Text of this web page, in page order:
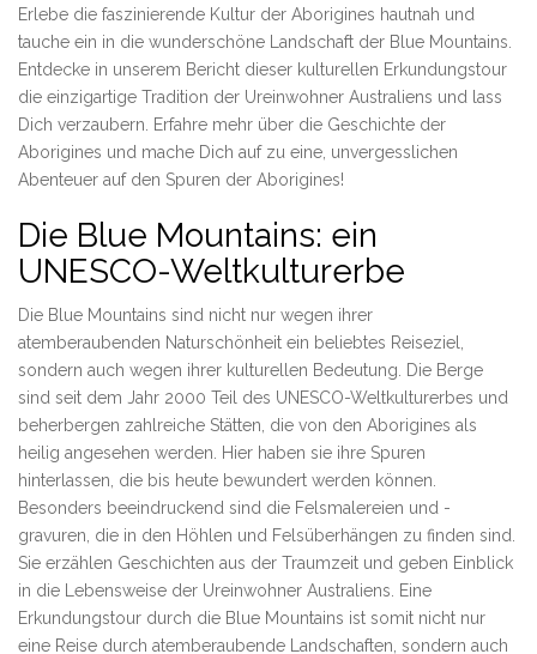
Erlebe die faszinierende Kultur der Aborigines hautnah und
tauche ein in die wunderschöne Landschaft der Blue Mountains.
Entdecke in unserem Bericht dieser kulturellen Erkundungstour
die einzigartige Tradition der Ureinwohner Australiens und lass
Dich verzaubern. Erfahre mehr über die Geschichte der
Aborigines und mache Dich auf zu eine, unvergesslichen
Abenteuer auf den Spuren der Aborigines!
Die Blue Mountains: ein
UNESCO-Weltkulturerbe
Die Blue Mountains sind nicht nur wegen ihrer
atemberaubenden Naturschönheit ein beliebtes Reiseziel,
sondern auch wegen ihrer kulturellen Bedeutung. Die Berge
sind seit dem Jahr 2000 Teil des UNESCO-Weltkulturerbes und
beherbergen zahlreiche Stätten, die von den Aborigines als
heilig angesehen werden. Hier haben sie ihre Spuren
hinterlassen, die bis heute bewundert werden können.
Besonders beeindruckend sind die Felsmalereien und -
gravuren, die in den Höhlen und Felsüberhängen zu finden sind.
Sie erzählen Geschichten aus der Traumzeit und geben Einblick
in die Lebensweise der Ureinwohner Australiens. Eine
Erkundungstour durch die Blue Mountains ist somit nicht nur
eine Reise durch atemberaubende Landschaften, sondern auch